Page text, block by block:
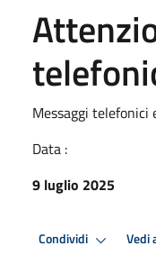
Messaggi
Data :
9 luglio 2025
Condividi Vedi